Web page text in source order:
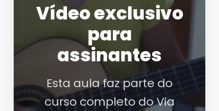
Vídeo exclusivo
para
assinantes
Esta aula faz parte do
curso completo do Via